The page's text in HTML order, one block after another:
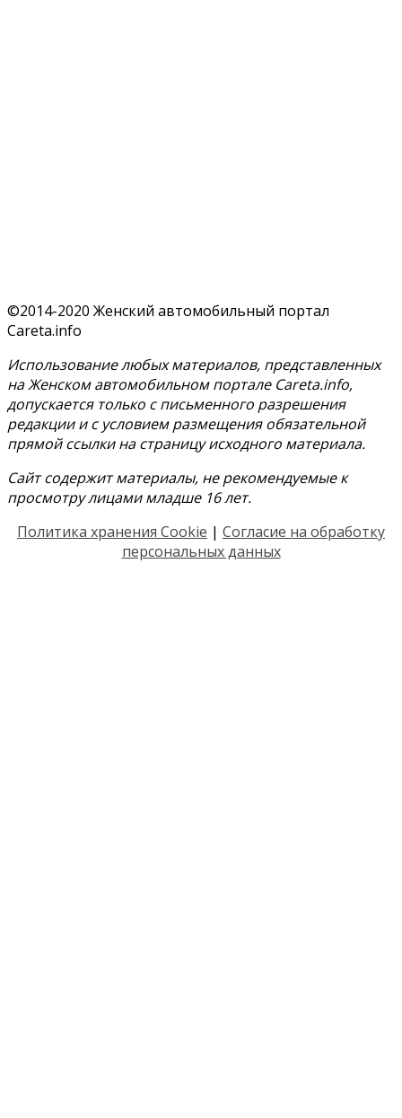
©2014-2020 Женский автомобильный портал
Careta.info
Использование любых материалов, представленных
на Женском автомобильном портале Careta.info,
допускается только с письменного разрешения
редакции и с условием размещения обязательной
прямой ссылки на страницу исходного материала.
Сайт содержит материалы, не рекомендуемые к
просмотру лицами младше 16 лет.
Политика хранения Cookie | Согласие на обработку
персональных данных